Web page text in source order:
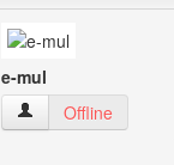
e-mul
e-mul Benutzer-
Offline